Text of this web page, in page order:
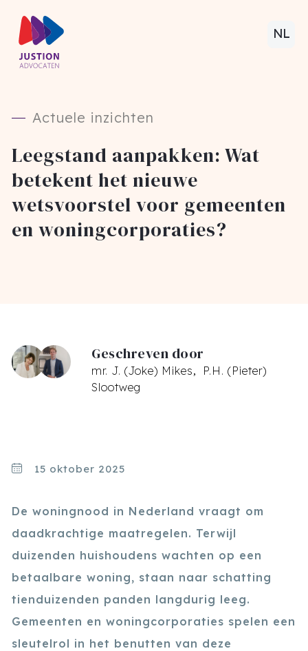
NL
Actuele inzichten
Leegstand aanpakken: Wat
betekent het nieuwe
wetsvoorstel voor gemeenten
en woningcorporaties?
Geschreven door
mr. J. (Joke) Mikes
P.H. (Pieter)
Slootweg
15 oktober 2025
De woningnood in Nederland vraagt om
daadkrachtige maatregelen. Terwijl
duizenden huishoudens wachten op een
betaalbare woning, staan naar schatting
tienduizenden panden langdurig leeg.
Gemeenten en woningcorporaties spelen een
sleutelrol in het benutten van deze